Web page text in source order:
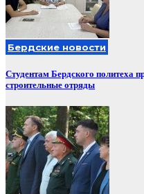
Бердские новости
Студентам Бердского политеха
строительные отряды